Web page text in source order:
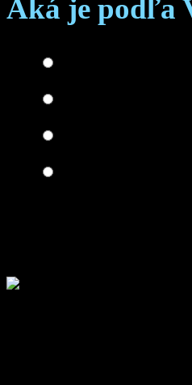
Aká je podľa